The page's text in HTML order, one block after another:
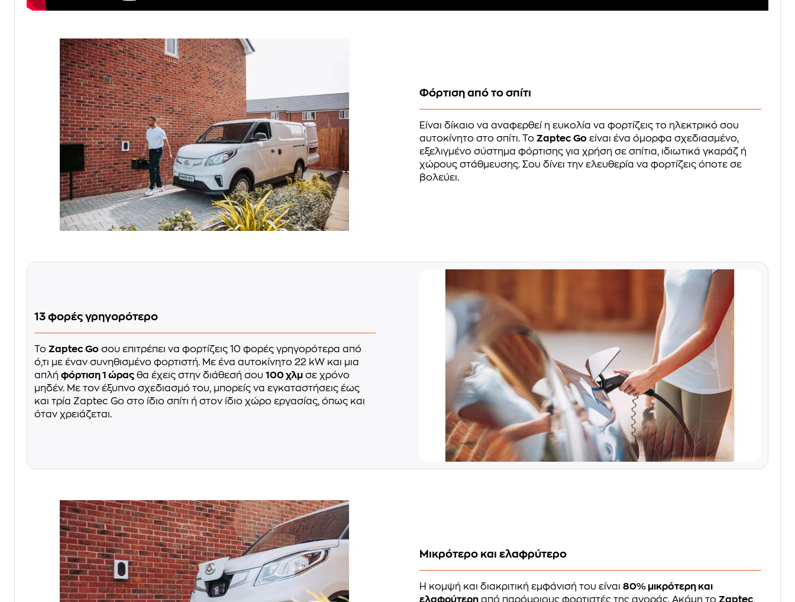
Φόρτιση από το σπίτι
Είναι δίκαιο να αναφερθεί η ευκολία να φορτίζεις το ηλεκτρικό σου
αυτοκίνητο στο σπίτι. ΤοZaptec Go είναι ένα όμορφα σχεδιασμένο,
εξελιγμένο σύστημα φόρτισης για χρήση σε σπίτια, ιδιωτικά γκαράζ ή
χώρους στάθμευσης. Σου δίνει την ελευθερία να φορτίζεις όποτε σε
βολεύει.
13 φορές γρηγορότερο
Το Zaptec Go σου επιτρέπει να φορτίζεις 10 φορές γρηγορότερα από
ό,τι με έναν συνηθισμένο φορτιστή. Με ένα αυτοκίνητο 22 kW και μια
απλή φόρτιση 1 ώρας θα έχεις στην διάθεσή σου 100 χλμ σε χρόνο
μηδέν. Με τον έξυπνο σχεδιασμό του, μπορείς να εγκαταστήσεις έως
και τρία Zaptec Go στο ίδιο σπίτι ή στον ίδιο χώρο εργασίας, όπως και
όταν χρειάζεται.
Μικρότερο και ελαφρύτερο
Η κομψή και διακριτική εμφάνισή του είναι80% μικρότερη και
ελαφρύτερη από παρόμοιους φορτιστές της αγοράς. Ακόμη τοZaptec